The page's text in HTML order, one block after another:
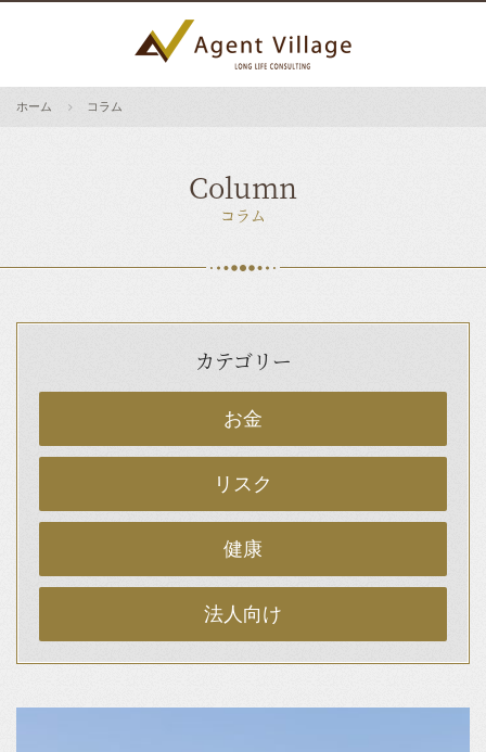
ホーム コラム
Column
コラム
カテゴリー
お金
リスク
健康
法人向け